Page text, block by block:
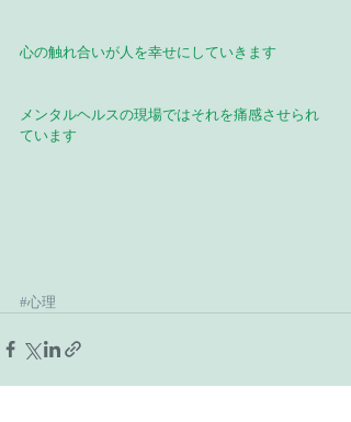
心の触れ合いが人を幸せにしていきます
メンタルヘルスの現場ではそれを痛感させられ
ています
#心理